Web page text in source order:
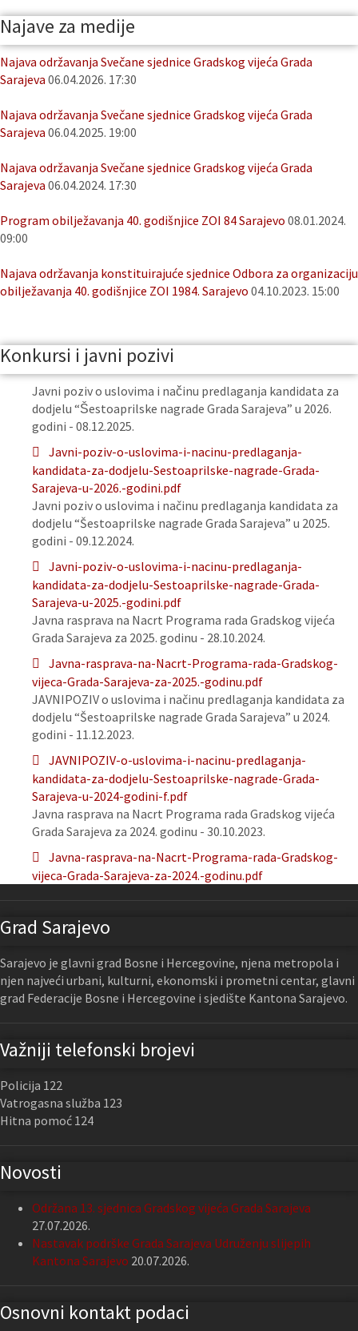
Najave za medije
Najava održavanja Svečane sjednice Gradskog vijeća Grada
Sarajeva 06.04.2026. 17:30
Najava održavanja Svečane sjednice Gradskog vijeća Grada
Sarajeva 06.04.2025. 19:00
Najava održavanja Svečane sjednice Gradskog vijeća Grada
Sarajeva 06.04.2024. 17:30
Program obilježavanja 40. godišnjice ZOI 84 Sarajevo 08.01.2024.
09:00
Najava održavanja konstituirajuće sjednice Odbora za organizaciju
obilježavanja 40. godišnjice ZOI 1984. Sarajevo 04.10.2023. 15:00
Konkursi i javni pozivi
Javni poziv o uslovima i načinu predlaganja kandidata za
dodjelu “Šestoaprilske nagrade Grada Sarajeva” u 2026.
godini - 08.12.2025.
Javni-poziv-o-uslovima-i-nacinu-predlaganja-
kandidata-za-dodjelu-Sestoaprilske-nagrade-Grada-
Sarajeva-u-2026.-godini.pdf
Javni poziv o uslovima i načinu predlaganja kandidata za
dodjelu “Šestoaprilske nagrade Grada Sarajeva” u 2025.
godini - 09.12.2024.
Javni-poziv-o-uslovima-i-nacinu-predlaganja-
kandidata-za-dodjelu-Sestoaprilske-nagrade-Grada-
Sarajeva-u-2025.-godini.pdf
Javna rasprava na Nacrt Programa rada Gradskog vijeća
Grada Sarajeva za 2025. godinu - 28.10.2024.
Javna-rasprava-na-Nacrt-Programa-rada-Gradskog-
vijeca-Grada-Sarajeva-za-2025.-godinu.pdf
JAVNIPOZIV o uslovima i načinu predlaganja kandidata za
dodjelu “Šestoaprilske nagrade Grada Sarajeva” u 2024.
godini - 11.12.2023.
JAVNIPOZIV-o-uslovima-i-nacinu-predlaganja-
kandidata-za-dodjelu-Sestoaprilske-nagrade-Grada-
Sarajeva-u-2024-godini-f.pdf
Javna rasprava na Nacrt Programa rada Gradskog vijeća
Grada Sarajeva za 2024. godinu - 30.10.2023.
Javna-rasprava-na-Nacrt-Programa-rada-Gradskog-
vijeca-Grada-Sarajeva-za-2024.-godinu.pdf
Grad Sarajevo
Sarajevo je glavni grad Bosne i Hercegovine, njena metropola i
njen najveći urbani, kulturni, ekonomski i prometni centar, glavni
grad Federacije Bosne i Hercegovine i sjedište Kantona Sarajevo.
Važniji telefonski brojevi
Policija 122
Vatrogasna služba 123
Hitna pomoć 124
Novosti
Održana 13. sjednica Gradskog vijeća Grada Sarajeva
27.07.2026.
Nastavak podrške Grada Sarajeva Udruženju slijepih
Kantona Sarajevo 20.07.2026.
Osnovni kontakt podaci